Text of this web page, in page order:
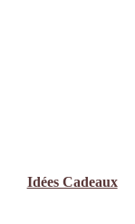
Idées Cadeaux